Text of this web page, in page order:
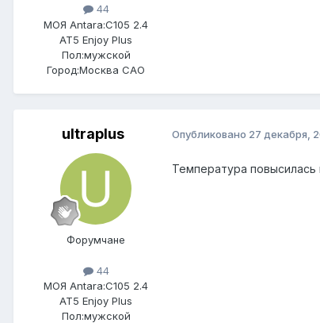
44
МОЯ Antara:C105 2.4
AT5 Enjoy Plus
Пол:мужской
Город:Москва САО
ultraplus
Форумчане
44
МОЯ Antara:C105 2.4
AT5 Enjoy Plus
Пол:мужской
Опубликовано 27 декабря,
Температура повысилась